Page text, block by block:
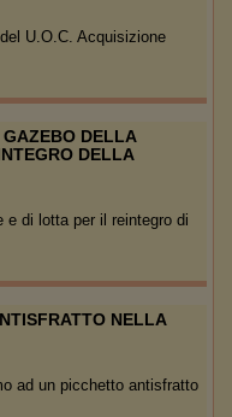
U.O.C. Acquisizione
DELLA
DELLA
e di lotta per il reintegro di
NELLA
ad un picchetto antisfratto